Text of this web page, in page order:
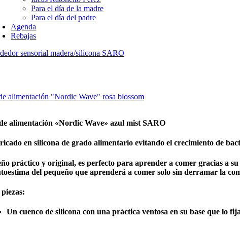
Para el día de la madre
Para el día del padre
Agenda
Rebajas
sensorial madera/silicona SARO
alimentación "Nordic Wave" rosa blossom
alimentación «Nordic Wave» azul mist SARO
en silicona de grado alimentario evitando el crecimiento de
práctico y original, es perfecto para aprender a comer gracias a
del pequeño que aprenderá a comer solo sin derramar la
Un cuenco de silicona con una práctica ventosa en su base que lo